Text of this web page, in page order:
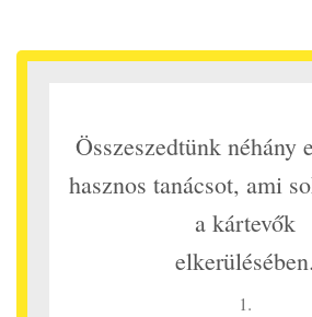
Összeszedtünk néhány
hasznos tanácsot, ami
a kártevők
elkerülésében.
1.